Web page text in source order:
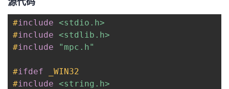
#include <stdio.h>
#include <stdlib.h>
#include "mpc.h"
#ifdef
_WIN32
#include <string.h>